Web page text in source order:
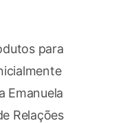
para
Emanuela
Relações